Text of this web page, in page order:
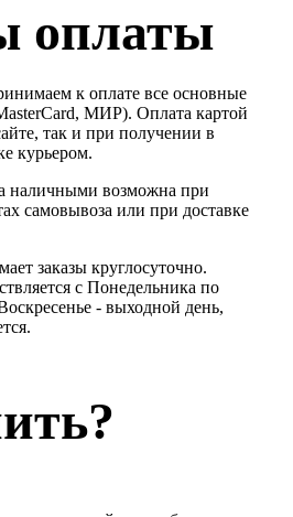
оплаты
к оплате все основные
МИР). Оплата картой
так и при получении в
курьером.
наличными возможна при
самовывоза или при доставке
заказы круглосуточно.
с Понедельника по
- выходной день,